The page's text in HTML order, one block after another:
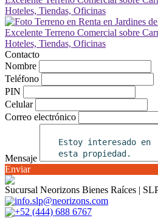
Contacto
Nombre
Teléfono
PIN
Celular
Correo electrónico
Mensaje
Enviar
Sucursal Neorizons Bienes Raíces |
info.slp@neorizons.com
+52 (444) 688 6767